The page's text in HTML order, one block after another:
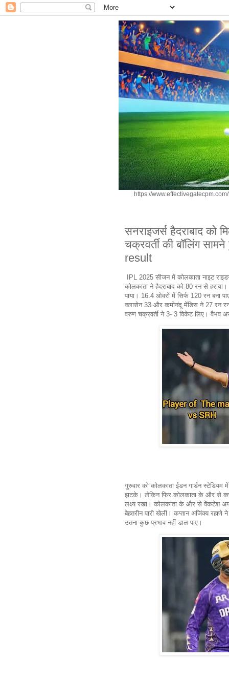
https://
सनराइजर्स हैदराबाद को
चक्रवर्ती की बॉलिंग
result
IPL 2025 सीजन में कोलकाता नाइट
कोलकाता ने हैदराबाद को 80 रन से
पाया। 16.4 ओवरों में सिर्फ 120 रन बना
क्लासेन 33 और कमीनंदू मेंडिस ने 27 रन रन
वरुण चक्रवर्ती ने 3- 3 विकेट लिए। वैभव
गुरुवार को कोलकाता ईडन गार्डन
झटके। लेकिन फिर कोलकाता के और से
लक्ष्य रखा। कोलकाता के और से वेंकटेश
बेहतरीन पारी खेली। कप्तान अजिंक्य
उतना कुछ प्रभाव नहीं डाल पाए।